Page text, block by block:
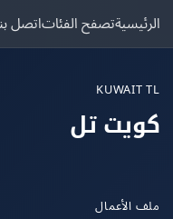
تصفح الفئاتاتصل بنا
تل